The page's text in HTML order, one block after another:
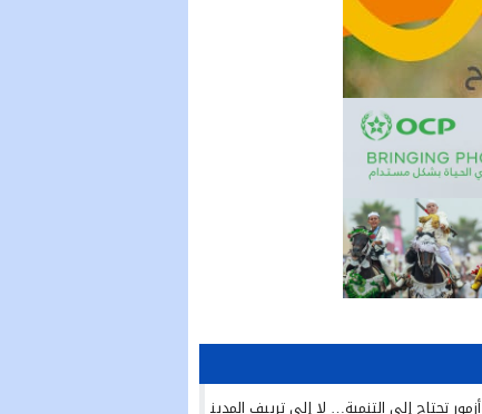
أزمور تحتاج إلى التنمية… لا إلى ترييف المدينة!